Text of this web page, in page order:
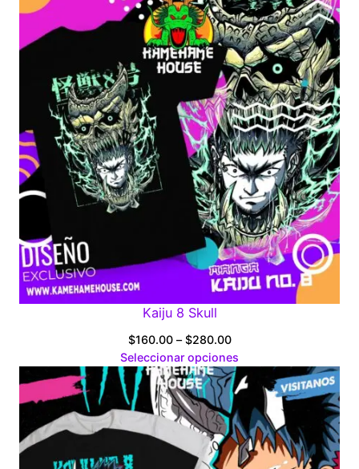
through
$280.00
Kaiju 8 Skull
$160.00 – $280.00Price
range:
$160.00
through
$280.00
Seleccionar opciones